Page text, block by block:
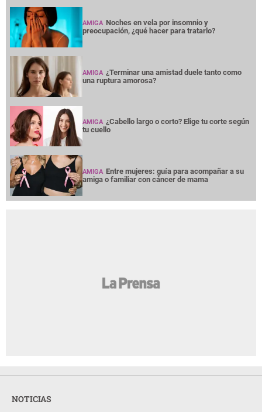
AMIGA Noches en vela por insomnio y
preocupación, ¿qué hacer para tratarlo?
AMIGA ¿Terminar una amistad duele tanto como
una ruptura amorosa?
AMIGA ¿Cabello largo o corto? Elige tu corte según
tu cuello
AMIGA Entre mujeres: guía para acompañar a su
amiga o familiar con cáncer de mama
NOTICIAS